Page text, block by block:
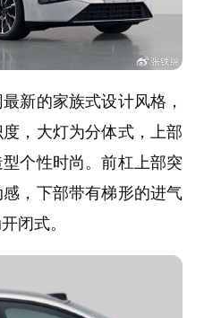
新的家族式设计风格，
，大灯为分体式，上部
个性时尚。前杠上部突
，下部带有梯形的进气
闭式。